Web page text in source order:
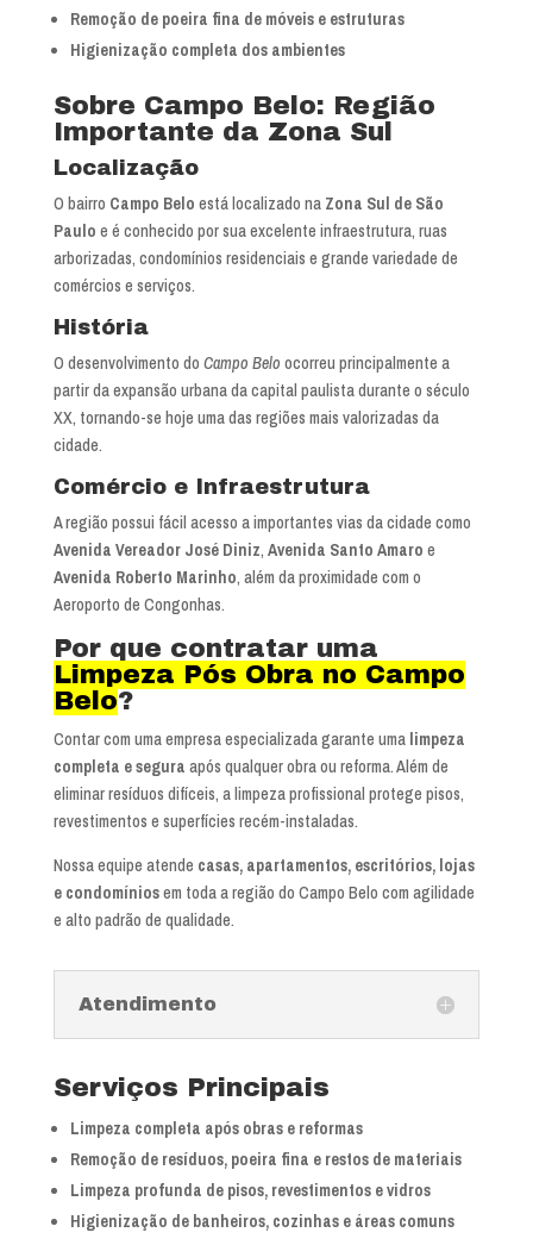
Remoção de poeira fina de móveis e estruturas
Higienização completa dos ambientes
Sobre Campo Belo: Região
Importante da Zona Sul
Localização
O bairro Campo Belo está localizado na Zona Sul de São
Paulo e é conhecido por sua excelente infraestrutura, ruas
arborizadas, condomínios residenciais e grande variedade de
comércios e serviços.
História
O desenvolvimento do Campo Belo ocorreu principalmente a
partir da expansão urbana da capital paulista durante o século
XX, tornando-se hoje uma das regiões mais valorizadas da
cidade.
Comércio e Infraestrutura
A região possui fácil acesso a importantes vias da cidade como
Avenida Vereador José Diniz, Avenida Santo Amaro e
Avenida Roberto Marinho, além da proximidade com o
Aeroporto de Congonhas.
Por que contratar uma
Limpeza Pós Obra no Campo
Belo?
Contar com uma empresa especializada garante uma limpeza
completa e segura após qualquer obra ou reforma. Além de
eliminar resíduos difíceis, a limpeza profissional protege pisos,
revestimentos e superfícies recém-instaladas.
Nossa equipe atende casas, apartamentos, escritórios, lojas
e condomíniosem toda a região do Campo Belo com agilidade
e alto padrão de qualidade.
Atendimento
Serviços Principais
Limpeza completa após obras e reformas
Remoção de resíduos, poeira fina e restos de materiais
Limpeza profunda de pisos, revestimentos e vidros
Higienização de banheiros, cozinhas e áreas comuns